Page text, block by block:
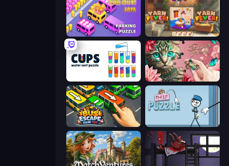
Car OUT! Jam Parking Puzzle Yarn Fever! Unravel Puzzle
Cups - Water Sort Puzzle Favorite Puzzles
Bus Escape: Clear Jam Thief Puzzle